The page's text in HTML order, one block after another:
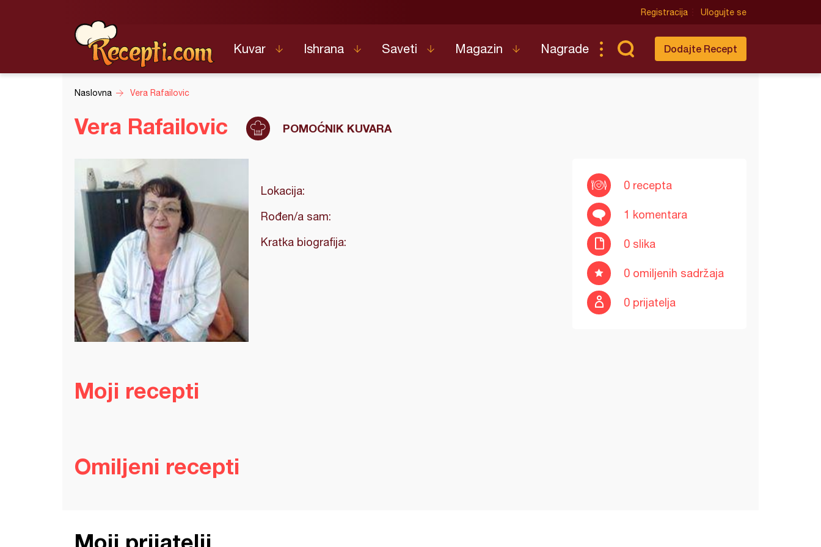
Registracija Ulogujte se
Kuvar Ishrana Saveti Magazin Nagrade Dodajte Recept
Naslovna Vera Rafailovic
Vera Rafailovic POMOĆNIK KUVARA
Lokacija:
Rođen/a sam:
Kratka biografija:
0 recepta
1 komentara
0 slika
0 omiljenih sadržaja
0 prijatelja
Moji recepti
Omiljeni recepti